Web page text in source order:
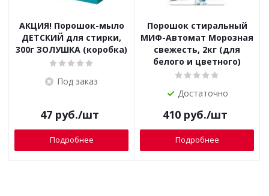
АКЦИЯ! Порошок-мыло
ДЕТСКИЙ для стирки,
300г ЗОЛУШКА (коробка)
Под заказ
47руб./шт
Подробнее
Порошок стиральный
МИФ-Автомат Морозная
свежесть, 2кг (для
белого и цветного)
Достаточно
410руб./шт
Подробнее